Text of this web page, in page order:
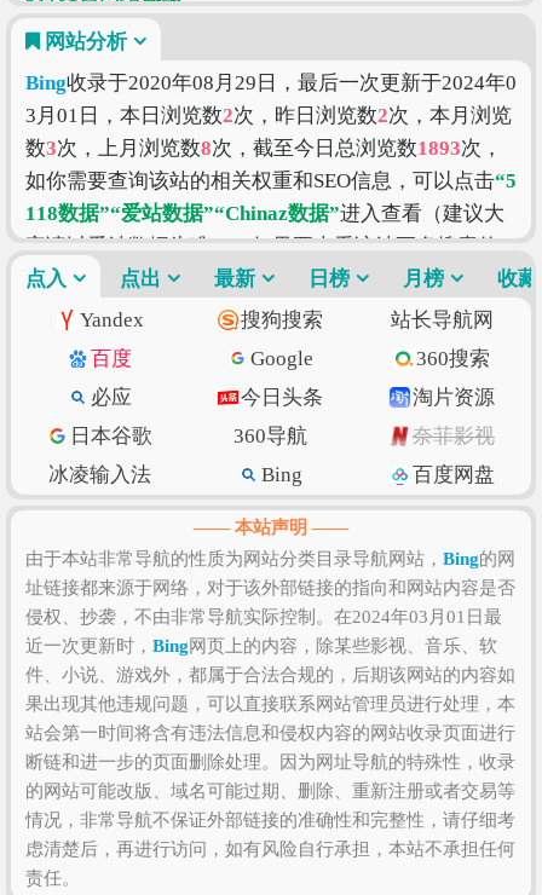
网站分析
Bing收录于2020年08月29日，最后一次更新于2024年0
3月01日，本日浏览数2次，昨日浏览数2次，本月浏览
数3次，上月浏览数8次，截至今日总浏览数1893次，
如你需要查询该站的相关权重和SEO信息，可以点击“5
118数据”“爱站数据”“Chinaz数据”进入查看（建议大
家请以爱站数据为准），如果要查看该站更多搜索的
索引信息，可以点击
“搜狗索引”“百度索引” “360索引”
进入查看。Bing
的价值评估涉及到的因素有访问速
度、搜索引擎收录、网站权重、索引量、内容质量和
数量、上线时长、用户体验和粘度等，如果需要全面
准确评估该网站的价值比较困难，因为一些确切的私
密数据则需要找该网站管理员进行如实提供，比如该
站的IP数、PV数、UV数、会话数、跳出率、访问时长
等！当然，任何一个网站是否值得您去浏览和收藏，
还是需要根据您自身的需求以及浏览网站的体验和感
受来决定，因为只有符合您自己的网站才是最好的。
点入 点出 最新 日榜 月榜
收藏
Yandex
搜狗搜索
站长导航网
百度
Google
360搜索
必应
今日头条
淘片资源
日本谷歌
360导航
奈菲影视
冰凌输入法
Bing
百度网盘
抖音
w3school
知乎专栏
纳米搜索
Ecosia
脚本之家
环球网
北京时间
GitHub
SSLs.com
语文迷
Gitee码云
CSDN博客
虎扑篮球 美得云
—— 本站声明 ——
由于本站非常导航的性质为网站分类目录导航网站， Bing的网
址链接都来源于网络，对于该外部链接的指向和网站内容是否
侵权、抄袭，不由非常导航实际控制。在2024年03月01日最
近一次更新时， Bing网页上的内容，除某些影视、音乐、软
件、小说、游戏外，都属于合法合规的，后期该网站的内容如
果出现其他违规问题，可以直接联系网站管理员进行处理，本
站会第一时间将含有违法信息和侵权内容的网站收录页面进行
断链和进一步的页面删除处理。因为网址导航的特殊性，收录
的网站可能改版、域名可能过期、删除、重新注册或者交易等
情况，非常导航不保证外部链接的准确性和完整性，请仔细考
虑清楚后，再进行访问，如有风险自行承担，本站不承担任何
责任。